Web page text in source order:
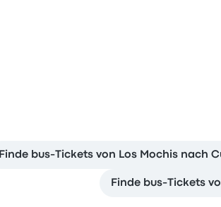
Finde bus-Tickets von Los Mochis nach
Finde bus-Tickets